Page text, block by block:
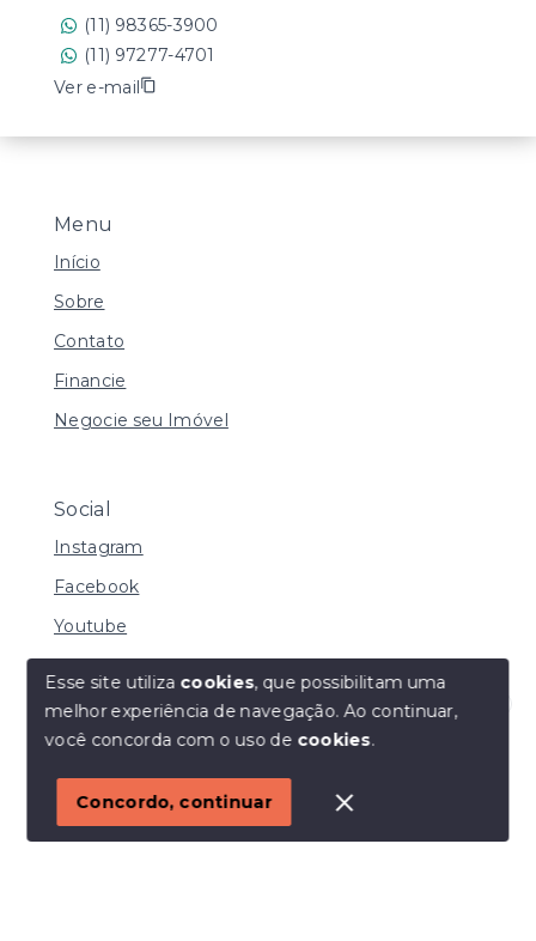
Olá! Estamos disponíveis para te ajudar.
Menu
Início
Sobre
Contato
Financie
Negocie seu Imóvel
Social
Instagram
Facebook
Youtube
© Copyright 2026 - I URBE CONSULTORIA
IMOBILIÁRIA | CRECI 33.934 J - Todos os direitos
SITE PARA IMOBILIARIA
(11) 98365-3900
(11) 97277-4701
Ver e-mail
Esse site utiliza cookies, que possibilitam uma
melhor experiência de navegação.Ao continuar,
você concorda com o uso de cookies.
Concordo, continuar